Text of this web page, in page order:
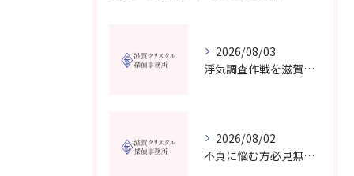
2026/08/03
浮気調査作戦を滋賀県で成功させる費用と証拠収集の実践ガイド
2026/08/02
不貞に悩む方必見無料相談対応の探偵事務所は滋賀県高島市でどう選ぶべきか